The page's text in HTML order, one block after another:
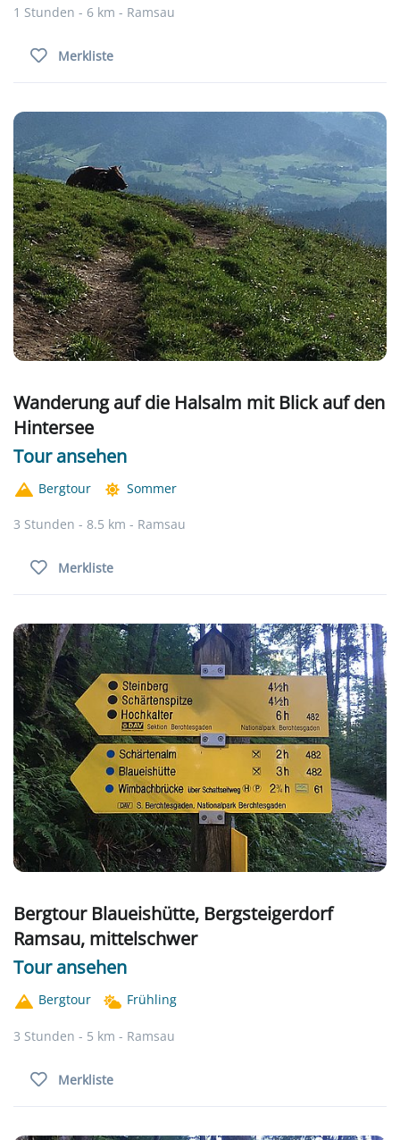
1 Stunden - 6 km - Ramsau
Merkliste
Wanderung auf die Halsalm mit Blick auf den
Hintersee
Tour ansehen
Bergtour Sommer
3 Stunden - 8.5 km - Ramsau
Merkliste
Bergtour Blaueishütte, Bergsteigerdorf
Ramsau, mittelschwer
Tour ansehen
Bergtour Frühling
3 Stunden - 5 km - Ramsau
Merkliste